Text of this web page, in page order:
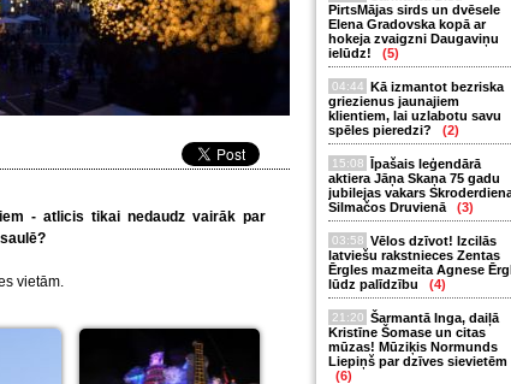
PirtsMājas sirds un dvēsele
Elena Gradovska kopā ar
hokeja zvaigzni Daugaviņu
ielūdz!
(5)
04:44 Kā izmantot bezriska
griezienus jaunajiem
klientiem, lai uzlabotu savu
spēles pieredzi?
(2)
15:08 Īpašais leģendārā
aktiera Jāņa Skaņa 75 gadu
jubilejas vakars
Silmačos Druvienā
(3)
03:58 Vēlos dzīvot! Izcilās
latviešu rakstnieces Zentas
Ērgles mazmeita Agnese
lūdz palīdzību
(4)
21:20 Šarmantā Inga, daiļā
Kristīne Šomase un citas
mūzas! Mūziķis Normunds
Liepiņš par dzīves sievietēm
(6)
- atlicis tikai nedaudz vairāk par
vietām.